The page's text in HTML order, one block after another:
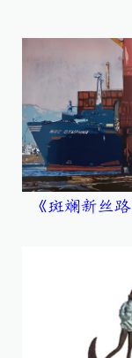
《斑斓新丝